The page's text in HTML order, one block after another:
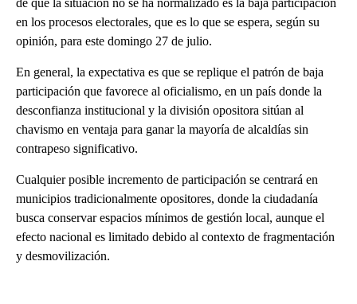
de que la situación no se ha normalizado es la baja participación
en los procesos electorales, que es lo que se espera, según su
opinión, para este domingo 27 de julio.
En general, la expectativa es que se replique el patrón de baja
participación que favorece al oficialismo, en un país donde la
desconfianza institucional y la división opositora sitúan al
chavismo en ventaja para ganar la mayoría de alcaldías sin
contrapeso significativo.
Cualquier posible incremento de participación se centrará en
municipios tradicionalmente opositores, donde la ciudadanía
busca conservar espacios mínimos de gestión local, aunque el
efecto nacional es limitado debido al contexto de fragmentación
y desmovilización.